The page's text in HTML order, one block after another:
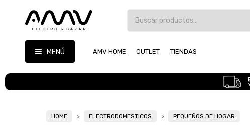
MENÚ AMV HOME OUTLET TIENDAS
HOME ELECTRODOMESTICOS PEQUEÑOS DE HOGAR